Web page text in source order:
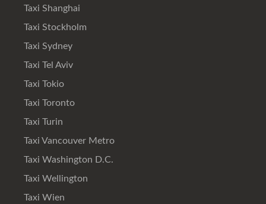
Taxi Shanghai
Taxi Stockholm
Taxi Sydney
Taxi Tel Aviv
Taxi Tokio
Taxi Toronto
Taxi Turin
Taxi Vancouver Metro
Taxi Washington D.C.
Taxi Wellington
Taxi Wien